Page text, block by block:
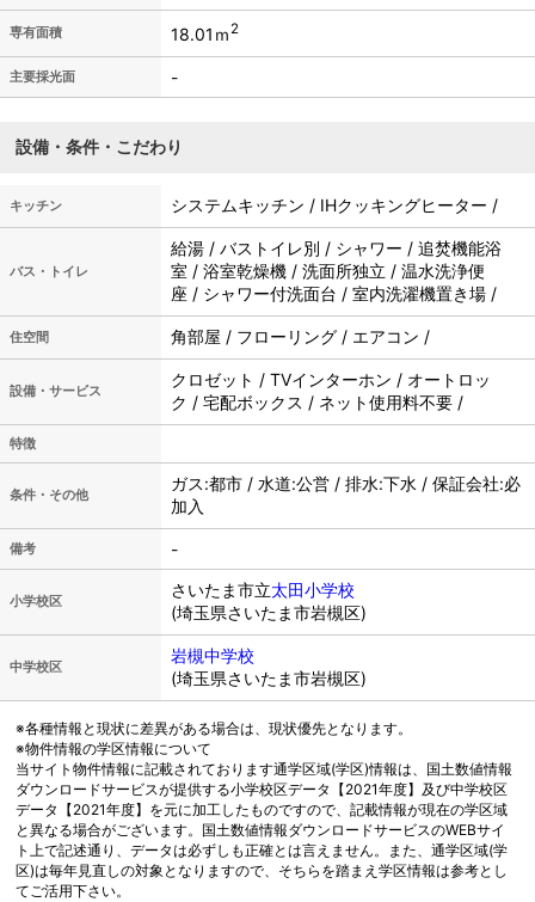
専有面積 18.01ｍ2
主要採光面 -
設備・条件・こだわり
キッチン システムキッチン / IHクッキングヒーター /
バス・トイレ
給湯 / バストイレ別 / シャワー / 追焚機能浴
室 / 浴室乾燥機 / 洗面所独立 / 温水洗浄便
座 / シャワー付洗面台 / 室内洗濯機置き場 /
住空間 角部屋 / フローリング / エアコン /
設備・サービス
クロゼット / TVインターホン / オートロッ
ク / 宅配ボックス / ネット使用料不要 /
特徴
条件・その他
ガス:都市 / 水道:公営 / 排水:下水 / 保証会社:必
加入
備考 -
小学校区
さいたま市立太田小学校
(埼玉県さいたま市岩槻区)
中学校区
岩槻中学校
(埼玉県さいたま市岩槻区)
※各種情報と現状に差異がある場合は、現状優先となります。
※物件情報の学区情報について
当サイト物件情報に記載されております通学区域(学区)情報は、国土数値情報
ダウンロードサービスが提供する小学校区データ【2021年度】及び中学校区
データ【2021年度】を元に加工したものですので、記載情報が現在の学区域
と異なる場合がございます。国土数値情報ダウンロードサービスのWEBサイ
ト上で記述通り、データは必ずしも正確とは言えません。また、通学区域(学
区)は毎年見直しの対象となりますので、そちらを踏まえ学区情報は参考とし
てご活用下さい。